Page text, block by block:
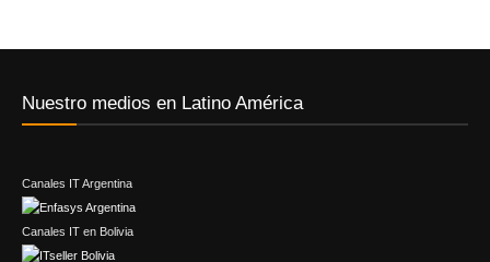
Nuestro medios en Latino América
Canales IT Argentina
Canales IT en Bolivia